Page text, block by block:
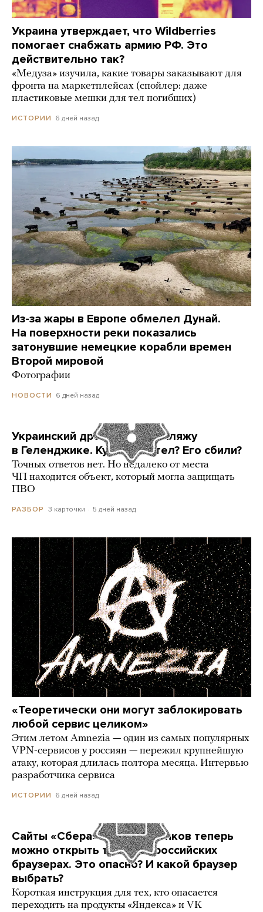
Украина утверждает, что Wildberries
помогает снабжать армию РФ. Это
действительно так?
«Медуза» изучила, какие товары заказывают для
фронта на маркетплейсах (спойлер: даже
пластиковые мешки для тел погибших)
ИСТОРИИ 6 дней назад
Из-за жары в Европе обмелел Дунай.
На поверхности реки показались
затонувшие немецкие корабли времен
Второй мировой
Фотографии
НОВОСТИ 6 дней назад
Украинский дрон попал по пляжу
в Геленджике. Куда он летел? Его сбили?
Точных ответов нет. Но недалеко от места
ЧП находится объект, который могла защищать
ПВО
РАЗБОР 3 карточки 5 дней назад
«Теоретически они могут заблокировать
любой сервис целиком»
Этим летом Amnezia — один из самых популярных
VPN-сервисов у россиян — пережил крупнейшую
атаку, которая длилась полтора месяца. Интервью
разработчика сервиса
ИСТОРИИ 6 дней назад
Сайты «Сбера» и других банков теперь
можно открыть только в российских
браузерах. Это опасно? И какой браузер
выбрать?
Короткая инструкция для тех, кто опасается
переходить на продукты «Яндекса» и VK